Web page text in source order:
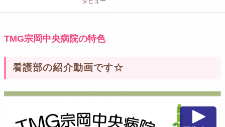
TMG宗岡中央病院の特色
看護部の紹介動画です☆